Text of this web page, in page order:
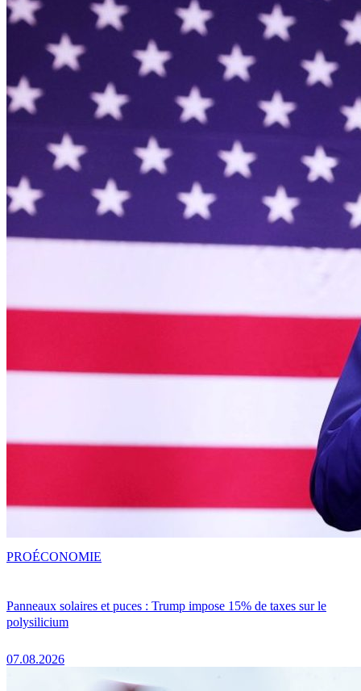
Panneaux solaires et puces : Trump impose 15% de taxes sur le
polysilicium
07.08.2026
PROÉCONOMIE